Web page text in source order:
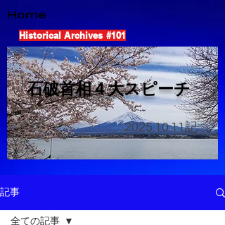
Home
Historical Archives #101
​石破首相４大スピーチ
2025.10.11記
記事
全ての記事